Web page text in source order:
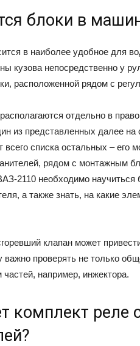
блоки в
в наиболее удобное для
кузова непосредственно у
расположенной рядом с
отдельно в
из представленных далее на
всего списка остальных – его
рядом с монтажным
2110 необходимо
а также знать, на какие
клапан может
проверять не только
например, инжектора.
комплект реле